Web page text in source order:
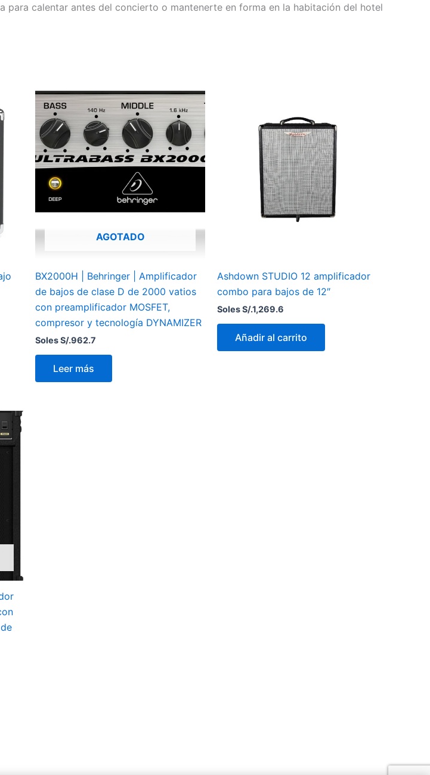
para calentar antes del concierto o mantenerte en forma en la habitación del hotel
AGOTADO
BX2000H | Behringer | Amplificador
de bajos de clase D de 2000 vatios
con preamplificador MOSFET,
compresor y tecnología DYNAMIZER
Soles S/.962.7
Leer más
Ashdown STUDIO 12 amplificador
combo para bajos de 12″
Soles S/.1,269.6
Añadir al carrito